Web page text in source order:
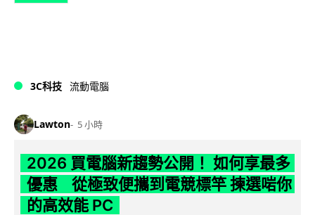
3C科技 流動電腦
Lawton 5 小時
2026 買電腦新趨勢公開！ 如何享最多
優惠 從極致便攜到電競標竿 揀選啱你
的高效能 PC